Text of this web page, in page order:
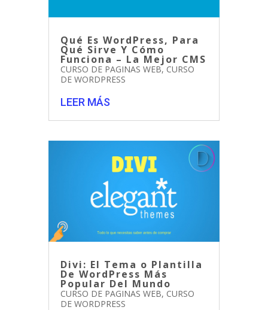
Qué Es WordPress, Para
Qué Sirve Y Cómo
Funciona – La Mejor CMS
CURSO DE PAGINAS WEB, CURSO
DE WORDPRESS
LEER MÁS
Divi: El Tema o Plantilla
De WordPress Más
Popular Del Mundo
CURSO DE PAGINAS WEB, CURSO
DE WORDPRESS